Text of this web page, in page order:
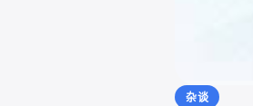
杂谈